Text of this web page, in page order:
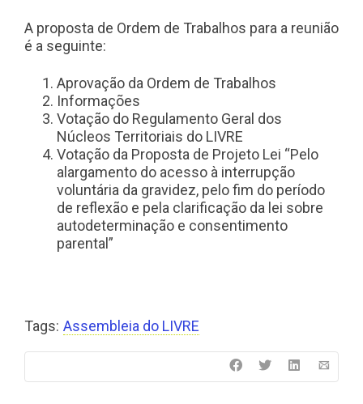
A proposta de Ordem de Trabalhos para a reunião
é a seguinte:
Aprovação da Ordem de Trabalhos
Informações
Votação do Regulamento Geral dos
Núcleos Territoriais do LIVRE
Votação da Proposta de Projeto Lei “Pelo
alargamento do acesso à interrupção
voluntária da gravidez, pelo fim do período
de reflexão e pela clarificação da lei sobre
autodeterminação e consentimento
parental”
Tags: Assembleia do LIVRE